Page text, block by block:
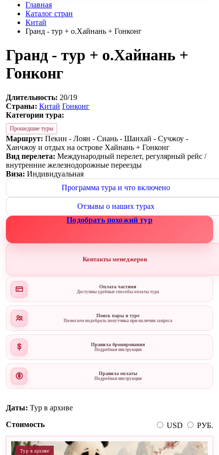
Главная
Каталог стран
Китай
Гранд - тур + о.Хайнань + Гонконг
Гранд - тур + о.Хайнань +
Гонконг
Длительность: 20/19
Страны: Китай Гонконг
Категории тура:
Прошедшие туры
Маршрут: Пекин - Лоян - Сиань - Шанхай - Сучжоу -
Ханчжоу и отдых на острове Хайнань + Гонконг
Вид перелета: Международный перелет, регулярный рейс /
внутренние железнодорожные переезды
Виза: Индивидуальная
Программа тура и что включено
Отзывы о наших турах
Подобрать похожий тур
Контакты менеджеров
Оплата частями
Доступны удобные способы оплаты тура
Поиск пары в туре
Помогаем подобрать попутчика при наличии запроса
Правила бронирования
Подробная инструкция
Правила оплаты
Подробная инструкция
Даты: Тур в архиве
Стоимость
USD РУБ.
Тур в архиве